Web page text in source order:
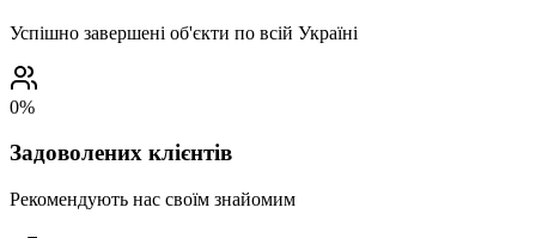
Успішно завершені об'єкти по всій Україні
0%
Задоволених клієнтів
Рекомендують нас своїм знайомим